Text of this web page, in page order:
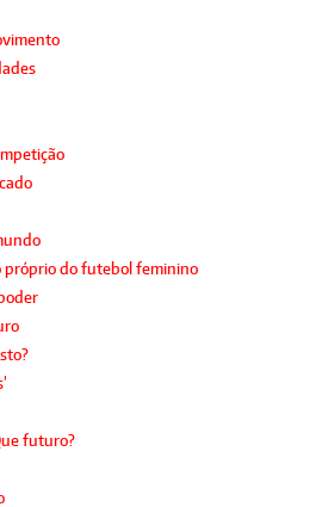
próprio do futebol feminino
futuro?